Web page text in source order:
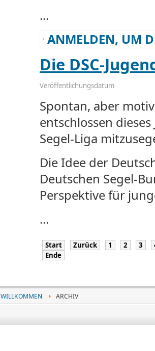
...
ANMELDEN, UM
Die DSC-
Veröffentlichungsdatum
Spontan, aber
entschlossen
Segel-Liga
Die Idee der
Deutschen Segel-
Perspektive für
...
Start Zurück 1 2 3
Ende
WILLKOMMEN ARCHIV